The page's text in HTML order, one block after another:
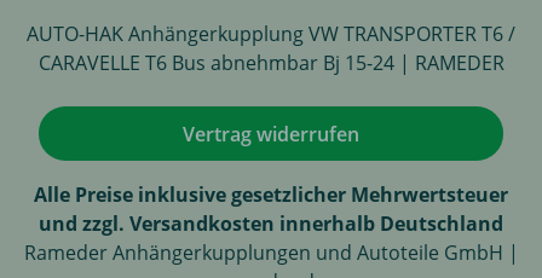
AUTO-HAK Anhängerkupplung VW TRANSPORTER T6 /
CARAVELLE T6 Bus abnehmbar Bj 15-24 | RAMEDER
Vertrag widerrufen
Alle Preise inklusive gesetzlicher Mehrwertsteuer
und zzgl. Versandkosten innerhalb Deutschland
Rameder Anhängerkupplungen und Autoteile GmbH |